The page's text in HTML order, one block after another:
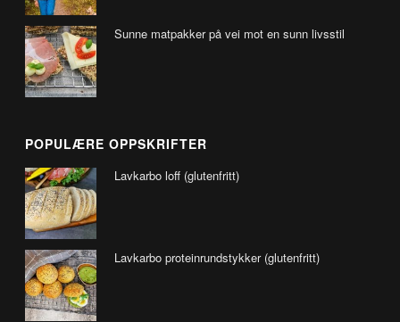
Sunne matpakker på vei mot en sunn livsstil
POPULÆRE OPPSKRIFTER
Lavkarbo loff (glutenfritt)
Lavkarbo proteinrundstykker (glutenfritt)